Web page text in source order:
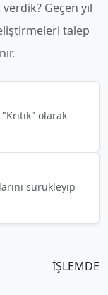
Geçen yıl
talep
"Kritik" olarak
sürükleyip
İŞLEMDE